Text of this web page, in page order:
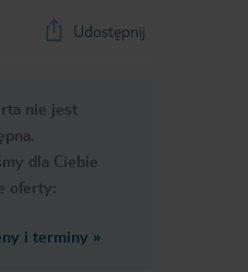
Udostępnij
nie jest
dla Ciebie
oferty:
i terminy »
Wyjątkowy